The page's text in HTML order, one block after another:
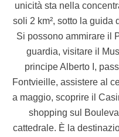
unicità sta nella
soli 2 km², sotto la guida
Si possono ammirare il
guardia, visitare il
principe Alberto I,
Fontvieille, assistere al
a maggio, scoprire il
shopping sul
cattedrale. È la